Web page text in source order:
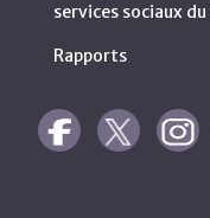
services sociaux du
Rapports